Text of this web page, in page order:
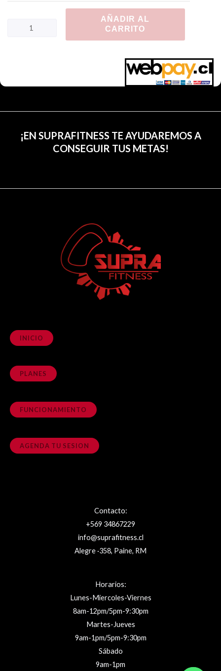
AÑADIR AL
CARRITO
¡EN SUPRAFITNESS TE AYUDAREMOS A
CONSEGUIR TUS METAS!
INICIO
PLANES
FUNCIONAMIENTO
AGENDA TU SESION
Contacto:
+569 34867229
info@suprafitness.cl
Alegre ·358, Paine, RM
Horarios:
Lunes-Miercoles-Viernes
8am-12pm/5pm-9:30pm
Martes-Jueves
9am-1pm/5pm-9:30pm
Sábado
9am-1pm